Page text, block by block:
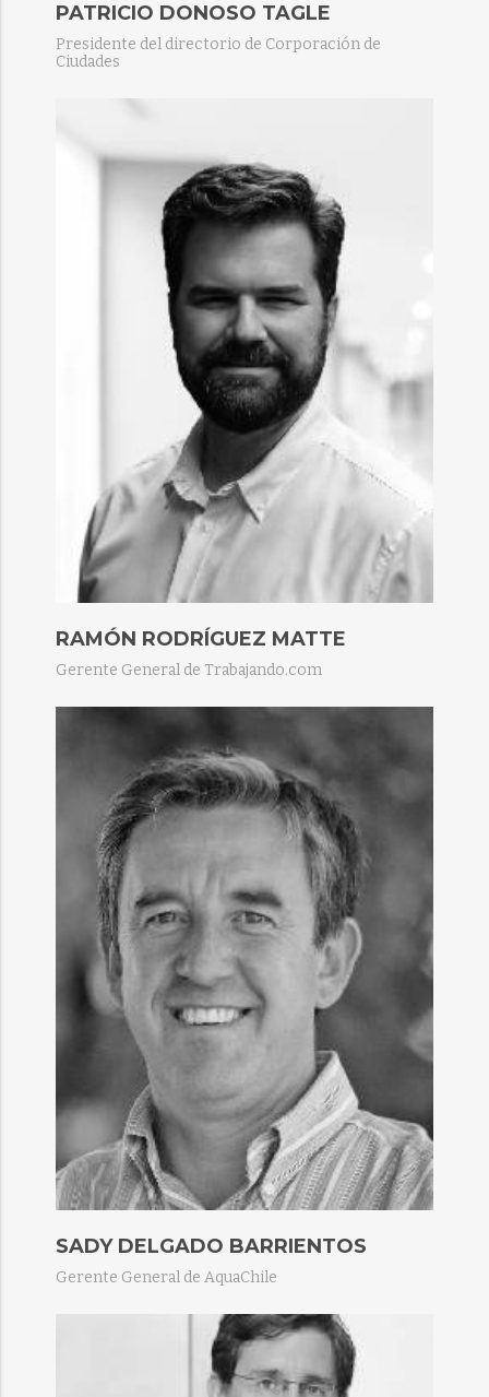
PATRICIO DONOSO TAGLE​
Presidente del directorio de Corporación de
Ciudades
RAMÓN RODRÍGUEZ MATTE​
Gerente General de Trabajando.com
SADY DELGADO BARRIENTOS​
Gerente General de AquaChile